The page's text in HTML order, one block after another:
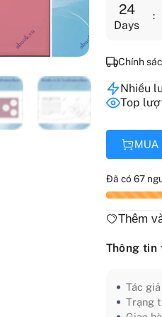
24
Days
Chính
Nhiều
Top
MUA
Đã có 67
Thêm
Thông tin
Tác giả
Trạng